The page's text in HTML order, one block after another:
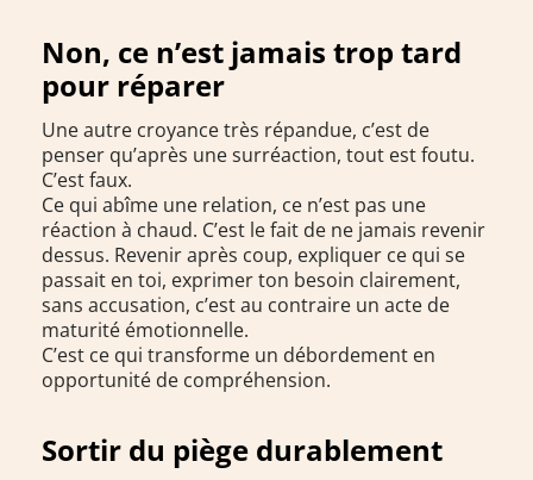
Non, ce n’est jamais trop tard
pour réparer
Une autre croyance très répandue, c’est de
penser qu’après une surréaction, tout est foutu.
C’est faux.
Ce qui abîme une relation, ce n’est pas une
réaction à chaud. C’est le fait de ne jamais revenir
dessus. Revenir après coup, expliquer ce qui se
passait en toi, exprimer ton besoin clairement,
sans accusation, c’est au contraire un acte de
maturité émotionnelle.
C’est ce qui transforme un débordement en
opportunité de compréhension.
Sortir du piège durablement